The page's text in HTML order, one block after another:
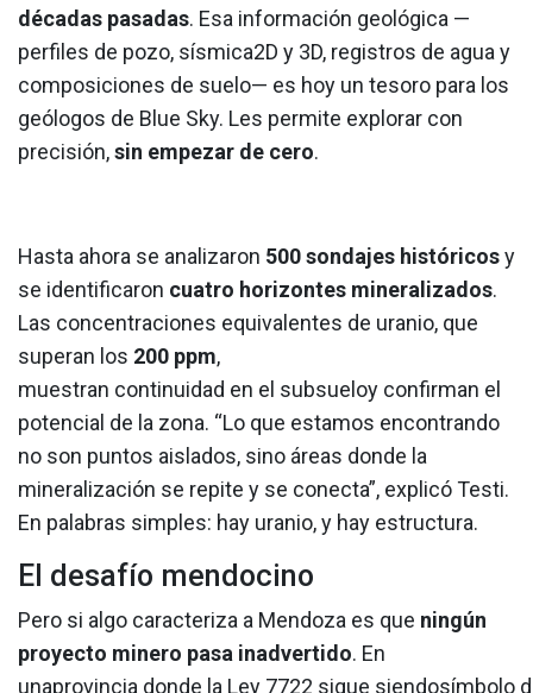
décadas pasadas. Esa información geológica —
perfiles de pozo, sísmica2D y 3D, registros de agua y
composiciones de suelo— es hoy un tesoro para los
geólogos de Blue Sky. Les permite explorar con
precisión,sin empezar de cero.
Hasta ahora se analizaron 500 sondajes históricosy
se identificaron cuatro horizontes mineralizados.
Las concentraciones equivalentes de uranio, que
superan los 200 ppm,
muestran continuidad en el subsueloy confirman el
potencial de la zona. “Lo que estamos encontrando
no son puntos aislados, sino áreas donde la
mineralización se repite y se conecta”, explicó Testi.
En palabras simples: hay uranio, y hay estructura.
El desafío mendocino
Pero si algo caracteriza a Mendoza es que ningún
proyecto minero pasa inadvertido. En
unaprovincia donde la Ley 7722 sigue siendosímbolo